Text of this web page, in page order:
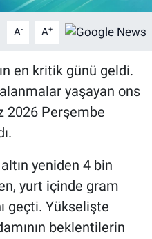
A- A+
en kritik günü geldi.
yaşayan ons
2026 Perşembe
yeniden 4 bin
yurt içinde gram
geçti. Yükselişte
beklentilerin